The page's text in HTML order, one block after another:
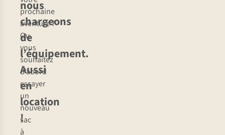
nous
chargeons
de
l’équipement.
Aussi
en
location
!
prochaine
aventure ?
Ou
vous
souhaitez
d’abord
essayer
un
nouveau
sac
à